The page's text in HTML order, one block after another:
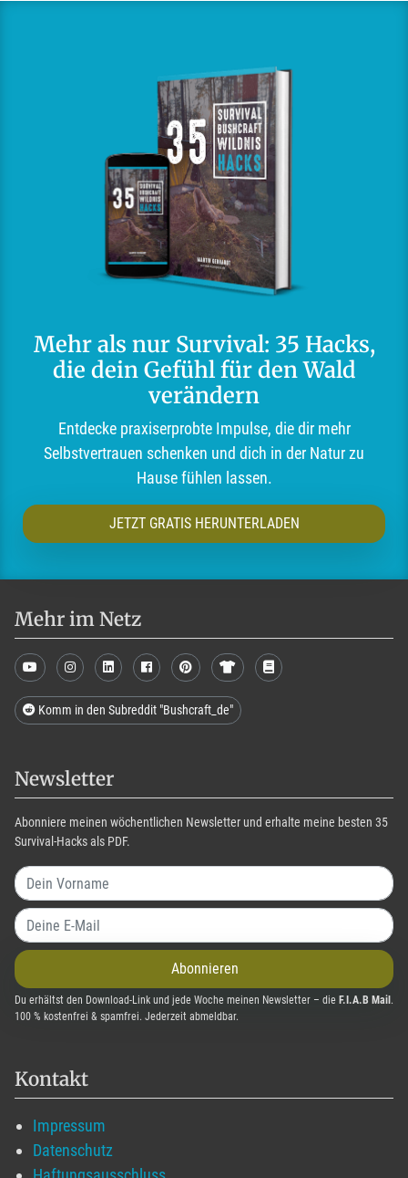
Mehr als nur Survival: 35 Hacks,
die dein Gefühl für den Wald
verändern
Entdecke praxiserprobte Impulse, die dir mehr
Selbstvertrauen schenken und dich in der Natur zu
Hause fühlen lassen.
JETZT GRATIS HERUNTERLADEN
Mehr im Netz
Komm in den Subreddit "Bushcraft_de"
Newsletter
Abonniere meinen wöchentlichen Newsletter und erhalte meine besten 35
Survival-Hacks als PDF.
Abonnieren
Du erhältst den Download-Link und jede Woche meinen Newsletter – die F.I.A.B Mail .
100 % kostenfrei & spamfrei. Jederzeit abmeldbar.
Kontakt
Impressum
Datenschutz